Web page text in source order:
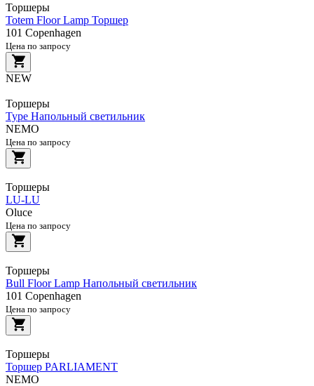
Торшеры
Totem Floor Lamp Торшер
101 Copenhagen
Цена по запросу
NEW
Торшеры
Type Напольный светильник
NEMO
Цена по запросу
Торшеры
LU-LU
Oluce
Цена по запросу
Торшеры
Bull Floor Lamp Напольный светильник
101 Copenhagen
Цена по запросу
Торшеры
Торшер PARLIAMENT
NEMO